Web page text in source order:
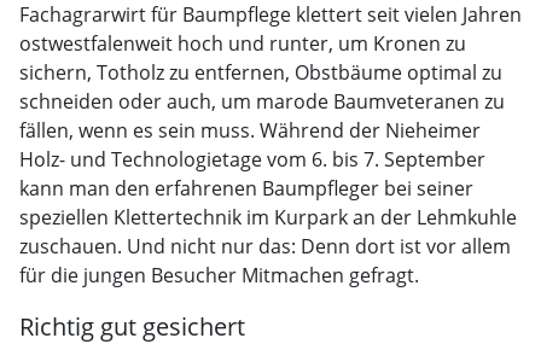
Fachagrarwirt für Baumpflege klettert seit vielen Jahren
ostwestfalenweit hoch und runter, um Kronen zu
sichern, Totholz zu entfernen, Obstbäume optimal zu
schneiden oder auch, um marode Baumveteranen zu
fällen, wenn es sein muss. Während der Nieheimer
Holz- und Technologietage vom 6. bis 7. September
kann man den erfahrenen Baumpfleger bei seiner
speziellen Klettertechnik im Kurpark an der Lehmkuhle
zuschauen. Und nicht nur das: Denn dort ist vor allem
für die jungen Besucher Mitmachen gefragt.
Richtig gut gesichert